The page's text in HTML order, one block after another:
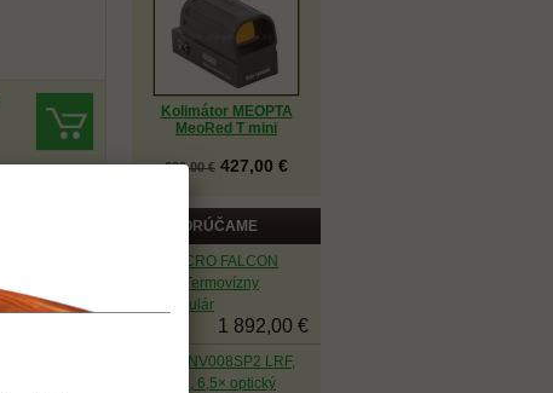
Kolimátor MEOPTA
MeoRed T mini
699,00 € 427,00 €
ODPORÚČAME
HIKMICRO FALCON
FQ25 Termovízny
monokulár
1 892,00 €
PARD NV008SP2 LRF,
850nm, 6,5× optický